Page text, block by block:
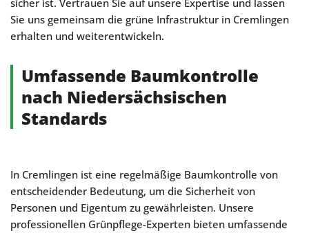
sicher ist. Vertrauen Sie auf unsere Expertise und lassen
Sie uns gemeinsam die grüne Infrastruktur in Cremlingen
erhalten und weiterentwickeln.
Umfassende Baumkontrolle
nach Niedersächsischen
Standards
In Cremlingen ist eine regelmäßige Baumkontrolle von
entscheidender Bedeutung, um die Sicherheit von
Personen und Eigentum zu gewährleisten. Unsere
professionellen Grünpflege-Experten bieten umfassende